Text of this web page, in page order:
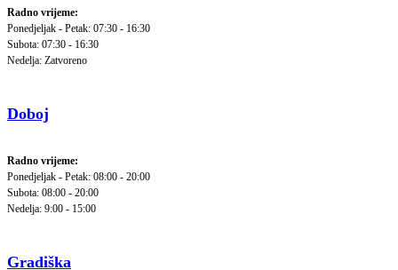
Radno vrijeme:
Ponedjeljak - Petak: 07:30 - 16:30
Subota: 07:30 - 16:30
Nedelja: Zatvoreno
Doboj
Radno vrijeme:
Ponedjeljak - Petak: 08:00 - 20:00
Subota: 08:00 - 20:00
Nedelja: 9:00 - 15:00
Gradiška